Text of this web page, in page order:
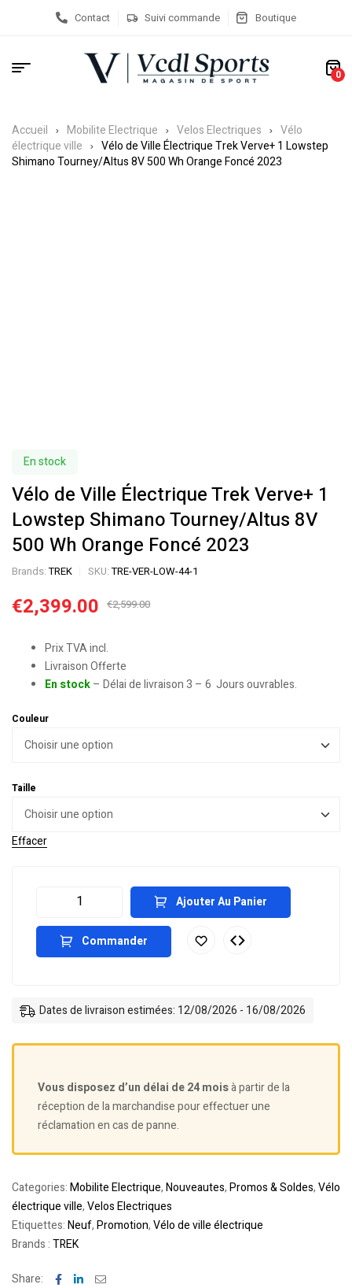
Contact Suivi commande Boutique
0
Accueil Mobilite Electrique Velos Electriques
Vélo
électrique ville
Vélo de Ville Électrique Trek Verve+ 1 Lowstep
Shimano Tourney/Altus 8V 500 Wh Orange Foncé 2023
En stock
Vélo de Ville Électrique Trek Verve+ 1
Lowstep Shimano Tourney/Altus 8V
500 Wh Orange Foncé 2023
Brands:TREK SKU:TRE-VER-LOW-44-1
€2,599.00
€2,399.00
Prix TVA incl.
Livraison Offerte
En stock– Délai de livraison 3 – 6 Jours ouvrables.
Couleur
Taille
Effacer
Ajouter Au Panier
Commander
Dates de livraison estimées: 12/08/2026 - 16/08/2026
Vous disposez d’un délai de 24 moisà partir de la
réception de la marchandise pour effectuer une
réclamation en cas de panne.
Categories:Mobilite Electrique,Nouveautes,Promos & Soldes,Vélo
électrique ville,Velos Electriques
Etiquettes:Neuf,Promotion,Vélo de ville électrique
Brands :TREK
Share: Facebook
LinkedinEmail